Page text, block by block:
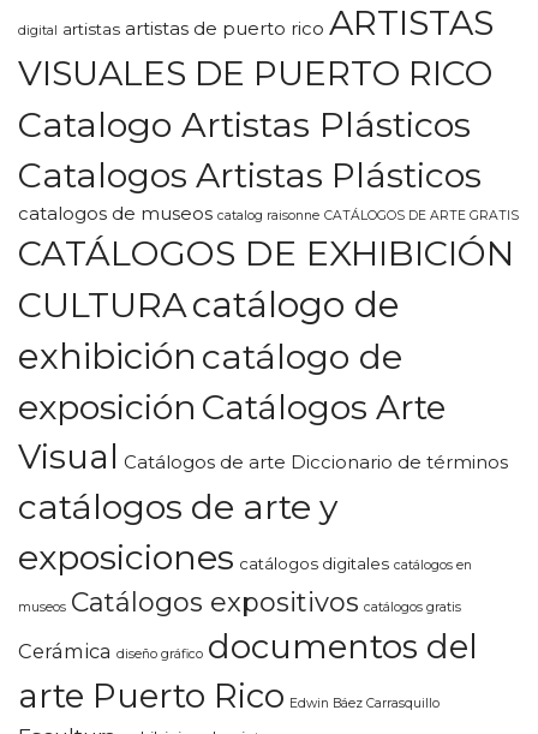
digital artistas artistas de puerto rico ARTISTAS
VISUALES DE PUERTO RICO
Catalogo Artistas Plásticos
Catalogos Artistas Plásticos
catalogos de museos catalog raisonne CATÁLOGOS DE ARTE GRATIS
CATÁLOGOS DE EXHIBICIÓN
CULTURAcatálogo de
exhibición catálogo de
exposición Catálogos Arte
Visual Catálogos de arte Diccionario de términos
catálogos de arte y
exposiciones catálogos digitales catálogos en
museos Catálogos expositivos catálogos gratis
Cerámica diseño gráfico documentos del
arte Puerto Rico Edwin Báez Carrasquillo